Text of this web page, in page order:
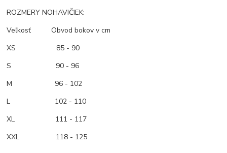
ROZMERY NOHAVIČIEK:
Veľkosť Obvod bokov v cm
XS 85 - 90
S 90 - 96
M 96 - 102
L 102 - 110
XL 111 - 117
XXL 118 - 125